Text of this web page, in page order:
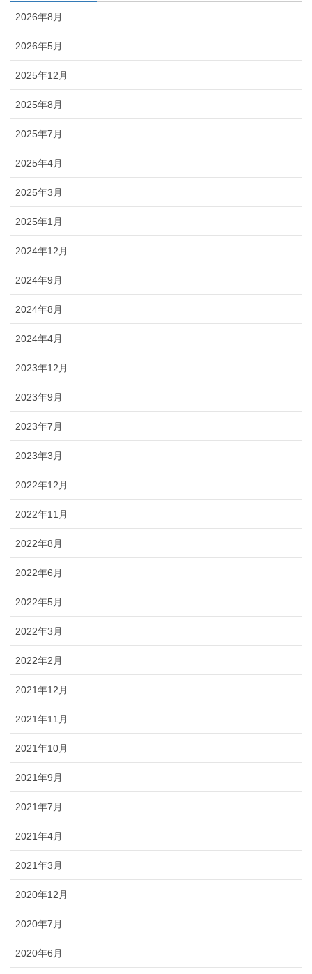
2026年8月
2026年5月
2025年12月
2025年8月
2025年7月
2025年4月
2025年3月
2025年1月
2024年12月
2024年9月
2024年8月
2024年4月
2023年12月
2023年9月
2023年7月
2023年3月
2022年12月
2022年11月
2022年8月
2022年6月
2022年5月
2022年3月
2022年2月
2021年12月
2021年11月
2021年10月
2021年9月
2021年7月
2021年4月
2021年3月
2020年12月
2020年7月
2020年6月